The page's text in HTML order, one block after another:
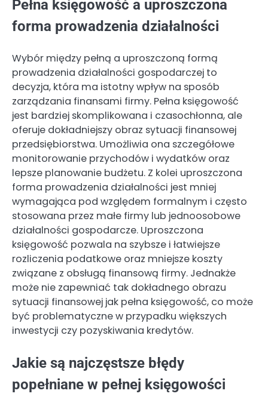
Pełna księgowość a uproszczona
forma prowadzenia działalności
Wybór między pełną a uproszczoną formą
prowadzenia działalności gospodarczej to
decyzja, która ma istotny wpływ na sposób
zarządzania finansami firmy. Pełna księgowość
jest bardziej skomplikowana i czasochłonna, ale
oferuje dokładniejszy obraz sytuacji finansowej
przedsiębiorstwa. Umożliwia ona szczegółowe
monitorowanie przychodów i wydatków oraz
lepsze planowanie budżetu. Z kolei uproszczona
forma prowadzenia działalności jest mniej
wymagająca pod względem formalnym i często
stosowana przez małe firmy lub jednoosobowe
działalności gospodarcze. Uproszczona
księgowość pozwala na szybsze i łatwiejsze
rozliczenia podatkowe oraz mniejsze koszty
związane z obsługą finansową firmy. Jednakże
może nie zapewniać tak dokładnego obrazu
sytuacji finansowej jak pełna księgowość, co może
być problematyczne w przypadku większych
inwestycji czy pozyskiwania kredytów.
Jakie są najczęstsze błędy
popełniane w pełnej księgowości